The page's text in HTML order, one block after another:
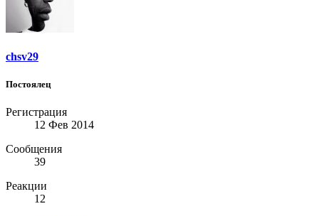
chsv29
Постоялец
Регистрация
12 Фев 2014
Сообщения
39
Реакции
12